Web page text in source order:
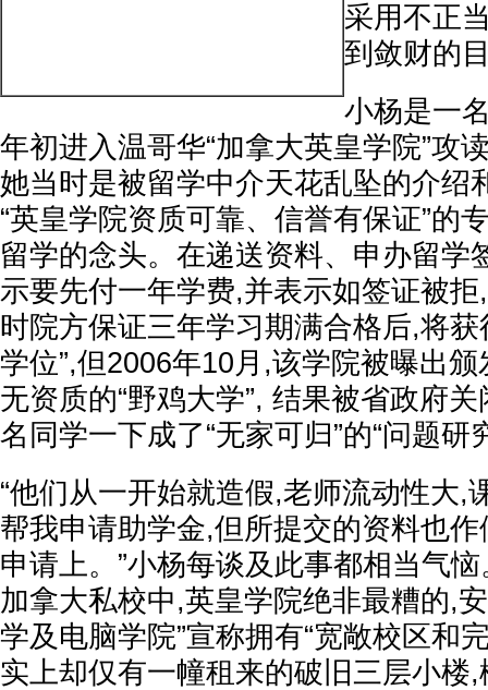
采用不正
到敛财的
小杨是一
年初进入温哥华“加拿大英皇学院”攻
她当时是被留学中介天花乱坠的介绍
“英皇学院资质可靠、信誉有保证”的
留学的念头。在递送资料、申办留学
示要先付一年学费,并表示如签证被
时院方保证三年学习期满合格后,将获
学位”,但2006年10月,该学院被曝出
无资质的“野鸡大学”, 结果被省政府
名同学一下成了“无家可归”的“问题研
“他们从一开始就造假,老师流动性大,
帮我申请助学金,但所提交的资料也
申请上。”小杨每谈及此事都相当气
加拿大私校中,英皇学院绝非最糟的,
学及电脑学院”宣称拥有“宽敞校区和
实上却仅有一幢租来的破旧三层小楼